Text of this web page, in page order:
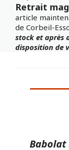
Retrait
article
de Corbeil-
stock et après
disposition de
Babolat